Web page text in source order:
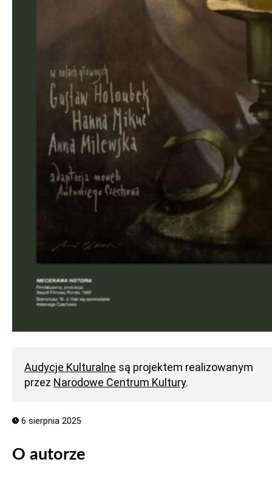
Audycje Kulturalne są projektem realizowanym
przez Narodowe Centrum Kultury.
6 sierpnia 2025
O autorze